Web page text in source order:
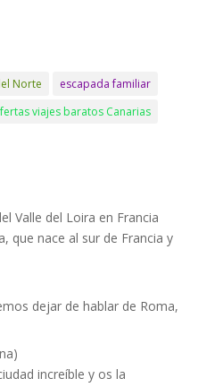
Norte
escapada familiar
viajes baratos Canarias
Valle del Loira en Francia
que nace al sur de Francia y
dejar de hablar de Roma,
increíble y os la